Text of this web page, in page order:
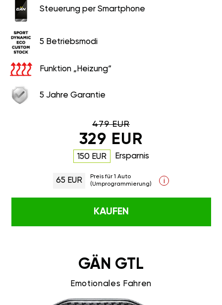
Steuerung per Smartphone
5 Betriebsmodi
Funktion „Heizung“
5 Jahre Garantie
479 EUR
329 EUR
150 EUR Ersparnis
65 EUR
Preis für 1 Auto
(Umprogrammierung)
i
KAUFEN
GÄN GTL
Emotionales Fahren